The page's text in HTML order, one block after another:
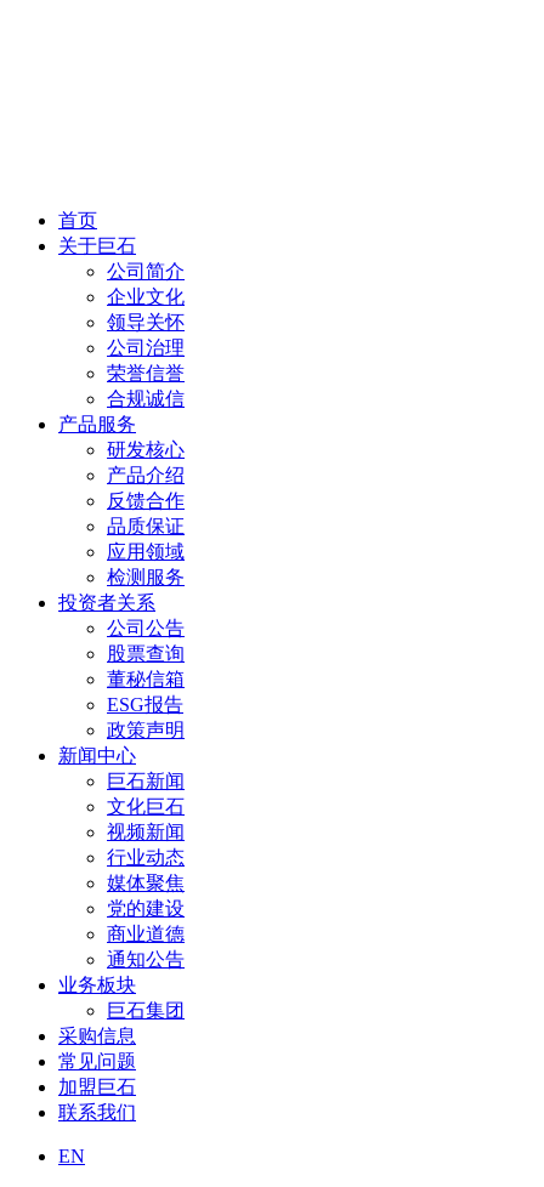
首页
关于巨石
公司简介
企业文化
领导关怀
公司治理
荣誉信誉
合规诚信
产品服务
研发核心
产品介绍
反馈合作
品质保证
应用领域
检测服务
投资者关系
公司公告
股票查询
董秘信箱
ESG报告
政策声明
新闻中心
巨石新闻
文化巨石
视频新闻
行业动态
媒体聚焦
党的建设
商业道德
通知公告
业务板块
巨石集团
采购信息
常见问题
加盟巨石
联系我们
EN